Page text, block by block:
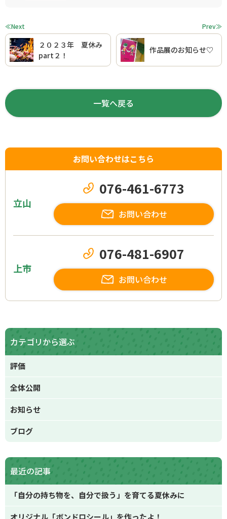
≪Next
２０２３年 夏休み
part２！
Prev≫
作品展のお知らせ♡
一覧へ戻る
お問い合わせはこちら
立山
076-461-6773
お問い合わせ
上市
076-481-6907
お問い合わせ
カテゴリから選ぶ
評価
全体公開
お知らせ
ブログ
最近の記事
「自分の持ち物を、自分で扱う」を育てる夏休みに
オリジナル「ボンドロシール」を作ったよ！